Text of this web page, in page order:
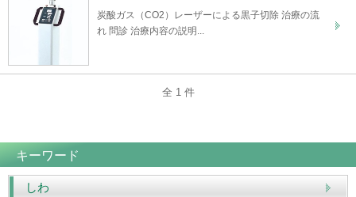
炭酸ガス（CO2）レーザーによる黒子切除 治療の流
れ 問診 治療内容の説明...
全 1 件
キーワード
しわ